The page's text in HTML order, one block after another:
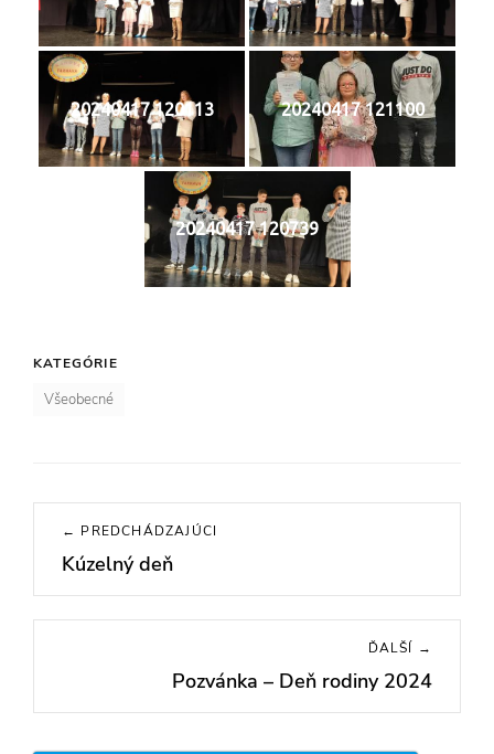
20240417 120113 20240417 121100
20240417 120739
KATEGÓRIE
Všeobecné
Navigácia
článku
← PREDCHÁDZAJÚCI
Previous
post:
Kúzelný deň
ĎALŠÍ →
post:
Pozvánka – Deň rodiny 2024